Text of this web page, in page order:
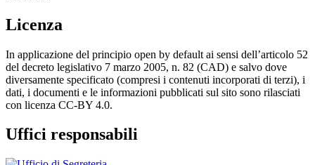
Licenza
In applicazione del principio open by default ai sensi dell’articolo 52
del decreto legislativo 7 marzo 2005, n. 82 (CAD) e salvo dove
diversamente specificato (compresi i contenuti incorporati di terzi), i
dati, i documenti e le informazioni pubblicati sul sito sono rilasciati
con licenza CC-BY 4.0.
Uffici responsabili